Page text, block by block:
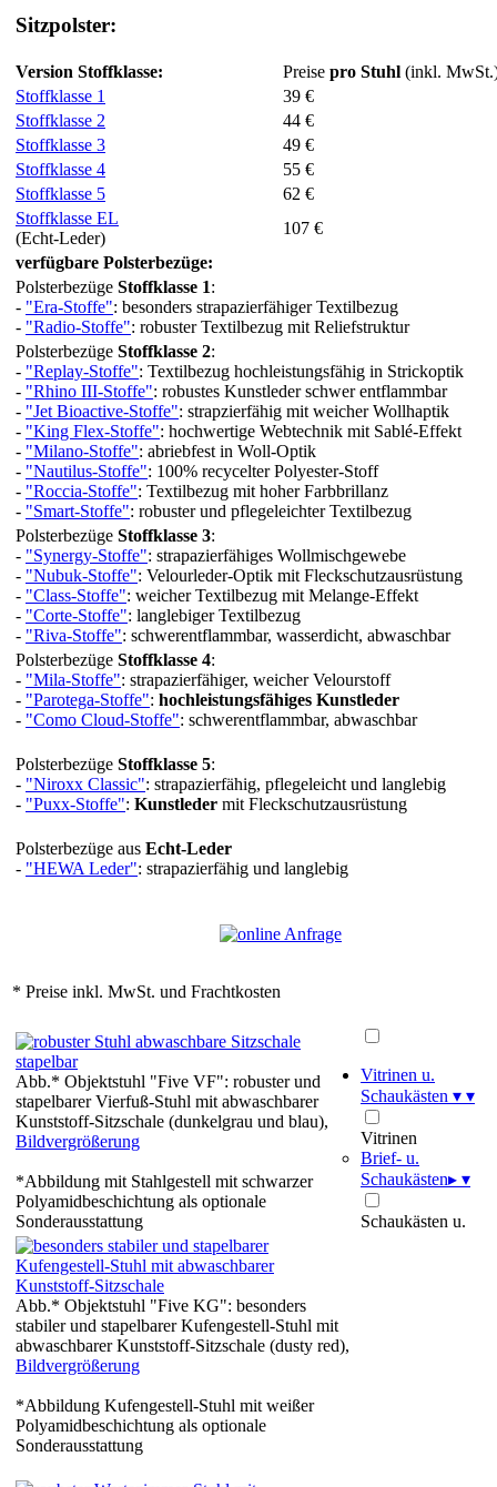
Sitzpolster:
Version Stoffklasse: Preise pro Stuhl (inkl.
Stoffklasse 1
39 €
Stoffklasse 2
44 €
Stoffklasse 3
49 €
Stoffklasse 4
55 €
Stoffklasse 5
62 €
Stoffklasse EL
(Echt-Leder)
107 €
verfügbare Polsterbezüge:
Polsterbezüge Stoffklasse 1:
- "Era-Stoffe": besonders strapazierfähiger Textilbezug
- "Radio-Stoffe": robuster Textilbezug mit Reliefstruktur
Polsterbezüge Stoffklasse 2:
- "Replay-Stoffe": Textilbezug hochleistungsfähig in Strickoptik
- "Rhino III-Stoffe": robustes Kunstleder schwer entflammbar
- "Jet Bioactive-Stoffe": strapzierfähig mit weicher Wollhaptik
- "King Flex-Stoffe": hochwertige Webtechnik mit Sablé-Effekt
- "Milano-Stoffe": abriebfest in Woll-Optik
- "Nautilus-Stoffe": 100% recycelter Polyester-Stoff
- "Roccia-Stoffe": Textilbezug mit hoher Farbbrillanz
- "Smart-Stoffe": robuster und pflegeleichter Textilbezug
Polsterbezüge Stoffklasse 3:
- "Synergy-Stoffe": strapazierfähiges Wollmischgewebe
- "Nubuk-Stoffe": Velourleder-Optik mit Fleckschutzausrüstung
- "Class-Stoffe": weicher Textilbezug mit Melange-Effekt
- "Corte-Stoffe": langlebiger Textilbezug
- "Riva-Stoffe": schwerentflammbar, wasserdicht, abwaschbar
Polsterbezüge Stoffklasse 4:
- "Mila-Stoffe": strapazierfähiger, weicher Velourstoff
- "Parotega-Stoffe": hochleistungsfähiges Kunstleder
- "Como Cloud-Stoffe": schwerentflammbar, abwaschbar
Polsterbezüge Stoffklasse 5:
- "Niroxx Classic": strapazierfähig, pflegeleicht und langlebig
- "Puxx-Stoffe": Kunstleder mit Fleckschutzausrüstung
Polsterbezüge aus Echt-Leder
- "HEWA Leder": strapazierfähig und langlebig
* Preise inkl. MwSt. und Frachtkosten
Abb.* Objektstuhl "Five VF": robuster und
stapelbarer Vierfuß-Stuhl mit abwaschbarer
Kunststoff-Sitzschale (dunkelgrau und blau),
Bildvergrößerung
*Abbildung mit Stahlgestell mit schwarzer
Polyamidbeschichtung als optionale
Sonderausstattung
Abb.* Objektstuhl "Five KG": besonders
stabiler und stapelbarer Kufengestell-Stuhl mit
abwaschbarer Kunststoff-Sitzschale (dusty red),
Bildvergrößerung
*Abbildung Kufengestell-Stuhl mit weißer
Polyamidbeschichtung als optionale
Sonderausstattung
Vitrinen u.
Schaukästen ▾ ▾
Vitrinen
Brief- u.
Schaukästen▸ ▾
Schaukästen u.